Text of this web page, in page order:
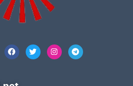
FacebookTwitterInstagramTelegram